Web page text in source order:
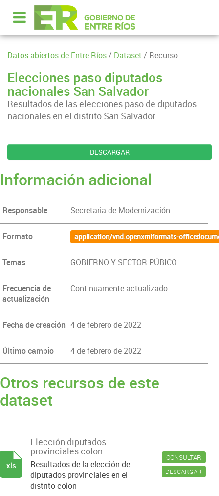
Datos abiertos de Entre Ríos/ Dataset / Recurso
Elecciones paso diputados
nacionales San Salvador
Resultados de las elecciones paso de diputados
nacionales en el distrito San Salvador
DESCARGAR
Información adicional
Responsable Secretaria de Modernización
Formato application/vnd.openxmlformats-
Temas GOBIERNO Y SECTOR PÚBICO
Frecuencia de
actualización
Continuamente actualizado
Fecha de creación 4 de febrero de 2022
Último cambio 4 de febrero de 2022
Otros recursos de este
dataset
CONSULTAR
DESCARGAR
Elección diputados
provinciales colon
Resultados de la elección de
diputados provinciales en el
distrito colon
xls